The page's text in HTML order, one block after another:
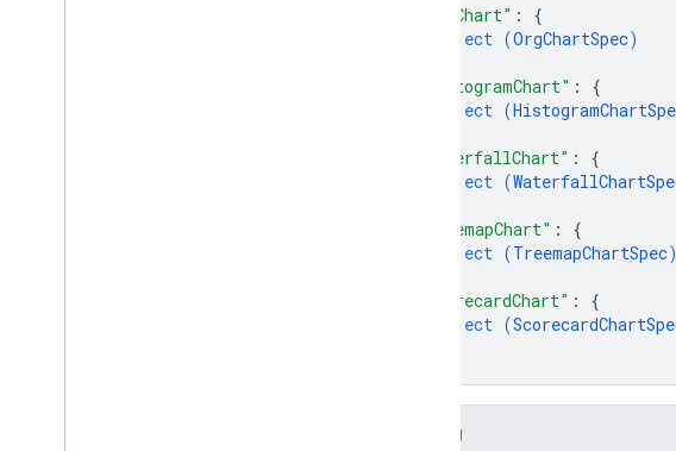
"orgChart" : {
object (OrgChartSpec)
"histogramChart" : {
object (
"waterfallChart" : {
object (
"treemapChart" : {
object (TreemapChartSpec)
"scorecardChart" : {
object (
Trường